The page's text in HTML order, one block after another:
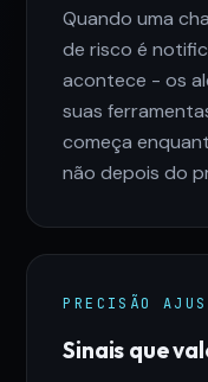
Quando uma
de risco é
acontece - os
suas
começa
não depois do
PRECISÃO
Sinais que